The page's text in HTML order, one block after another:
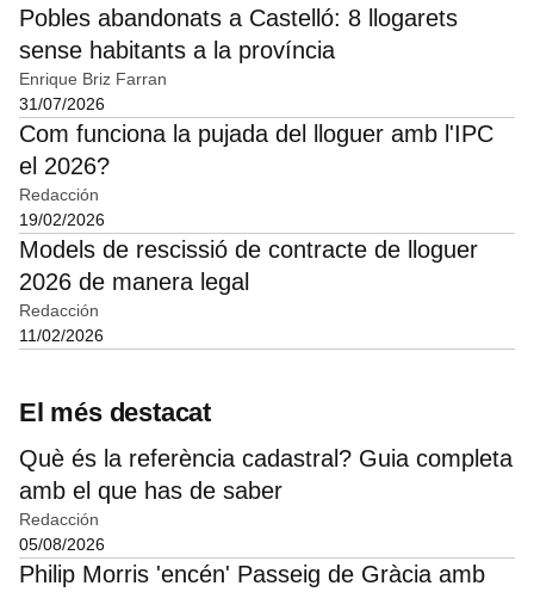
Pobles abandonats a Castelló: 8 llogarets
sense habitants a la província
Enrique Briz Farran
31/07/2026
Com funciona la pujada del lloguer amb l'IPC
el 2026?
Redacción
19/02/2026
Models de rescissió de contracte de lloguer
2026 de manera legal
Redacción
11/02/2026
El més destacat
Què és la referència cadastral? Guia completa
amb el que has de saber
Redacción
05/08/2026
Philip Morris 'encén' Passeig de Gràcia amb